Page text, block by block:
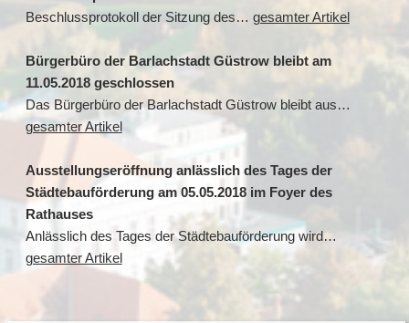
Beschlussprotokoll der Sitzung des… gesamter Artikel
Bürgerbüro der Barlachstadt Güstrow bleibt am
11.05.2018 geschlossen
Das Bürgerbüro der Barlachstadt Güstrow bleibt aus…
gesamter Artikel
Ausstellungseröffnung anlässlich des Tages der
Städtebauförderung am 05.05.2018 im Foyer des
Rathauses
Anlässlich des Tages der Städtebauförderung wird…
gesamter Artikel